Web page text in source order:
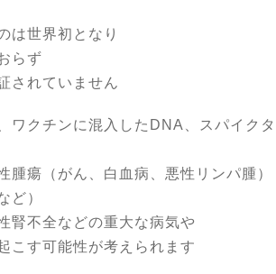
は世界初となり
らず
されていません
ワクチンに混入したDNA、スパイク
腫瘍（がん、白血病、悪性リンパ腫）
ど）
腎不全などの重大な病気や
こす可能性が考えられます